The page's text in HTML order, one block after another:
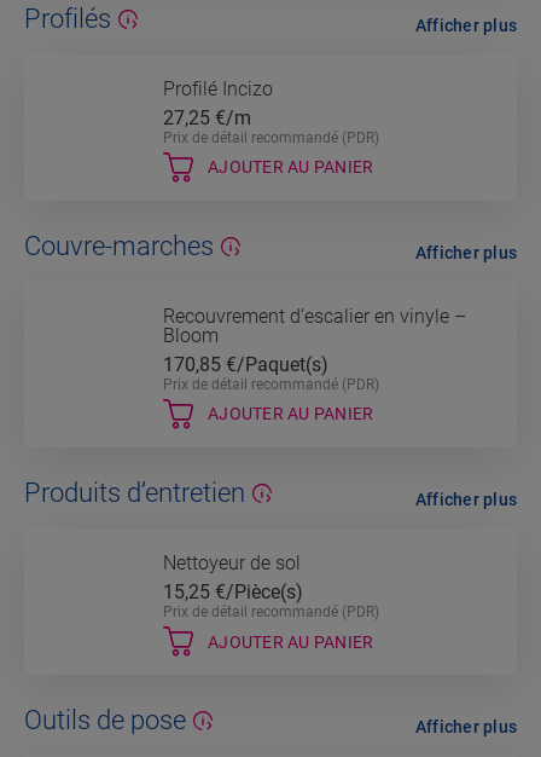
Profilés
Profilé Incizo
27,25 €/m
Prix de détail recommandé (PDR)
AJOUTER AU PANIER
Afficher plus
Couvre-marches
Recouvrement d’escalier en vinyle –
Bloom
170,85 €/Paquet(s)
Prix de détail recommandé (PDR)
AJOUTER AU PANIER
Afficher plus
Produits d’entretien
Nettoyeur de sol
15,25 €/Pièce(s)
Prix de détail recommandé (PDR)
AJOUTER AU PANIER
Afficher plus
Outils de pose Afficher plus